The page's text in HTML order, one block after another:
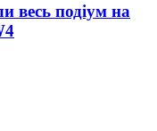
весь подіум на
4